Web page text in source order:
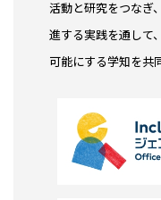
活動と研究をつなぎ
進する実践を通して
可能にする学知を共